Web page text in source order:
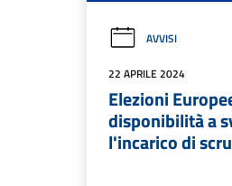
AVVISI
22 APRILE 2024
Elezioni
disponibilità a
l'incarico di